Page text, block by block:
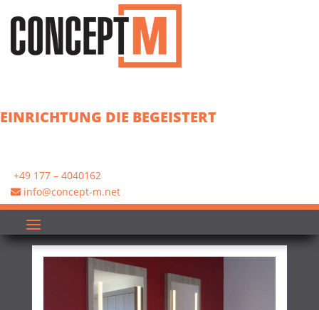
EINRICHTUNG DIE BEGEISTERT
+49 177 – 4040162
info@concept-m.net